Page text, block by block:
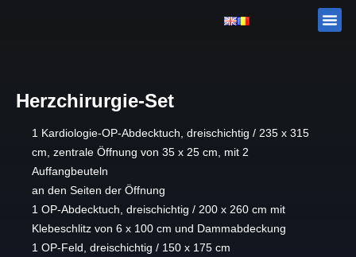
Herzchirurgie-Set
1 Kardiologie-OP-Abdecktuch, dreischichtig / 235 x 315
cm, zentrale Öffnung von 35 x 25 cm, mit 2
Auffangbeuteln
an den Seiten der Öffnung
1 OP-Abdecktuch, dreischichtig / 200 x 260 cm mit
Klebeschlitz von 6 x 100 cm und Dammabdeckung
1 OP-Feld, dreischichtig / 150 x 175 cm